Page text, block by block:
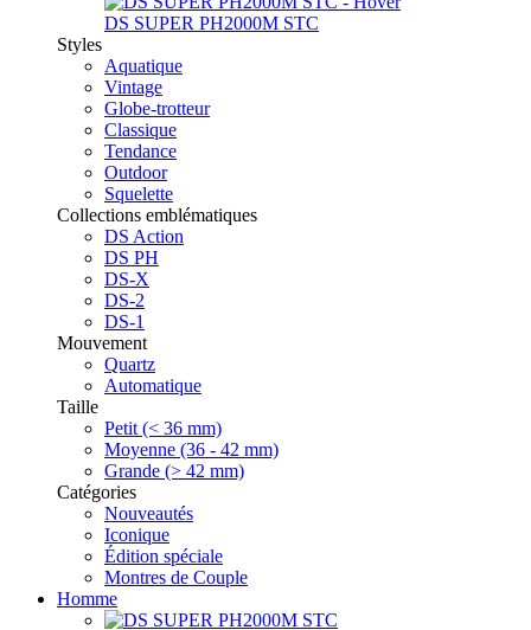
DS SUPER PH2000M STC
Styles
Aquatique
Vintage
Globe-trotteur
Classique
Tendance
Outdoor
Squelette
Collections emblématiques
DS Action
DS PH
DS-X
DS-2
DS-1
Mouvement
Quartz
Automatique
Taille
Petit (< 36 mm)
Moyenne (36 - 42 mm)
Grande (> 42 mm)
Catégories
Nouveautés
Iconique
Édition spéciale
Montres de Couple
Homme